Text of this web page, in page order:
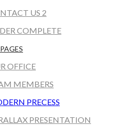
US 2
COMPLETE
OFFICE
MEMBERS
PRECESS
PRESENTATION